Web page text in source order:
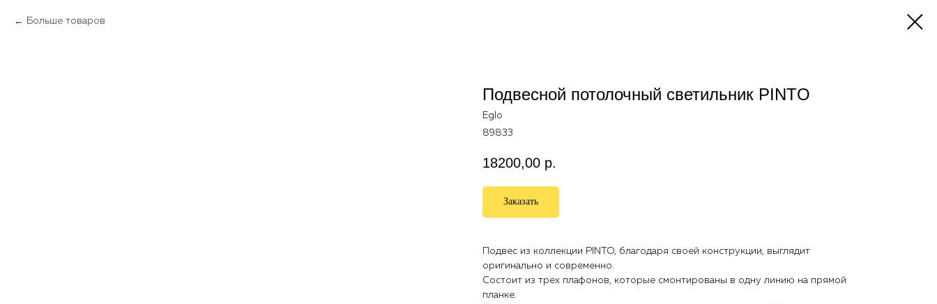
Больше товаров
Подвесной потолочный светильник PINTO
Eglo
89833
18200,00 р.
Заказать
Подвес из коллекции PINTO, благодаря своей конструкции, выглядит
оригинально и современно.
Состоит из трех плафонов, которые смонтированы в одну линию на прямой
планке.